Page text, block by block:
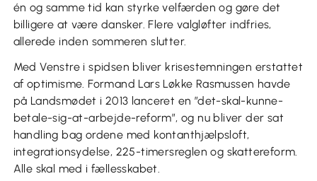
én og samme tid kan styrke velfærden og gøre det
billigere at være dansker. Flere valgløfter indfries,
allerede inden sommeren slutter.
Med Venstre i spidsen bliver krisestemningen erstattet
af optimisme. Formand Lars Løkke Rasmussen havde
på Landsmødet i 2013 lanceret en ”det-skal-kunne-
betale-sig-at-arbejde-reform”, og nu bliver der sat
handling bag ordene med kontanthjælpsloft,
integrationsydelse, 225-timersreglen og skattereform.
Alle skal med i fællesskabet.